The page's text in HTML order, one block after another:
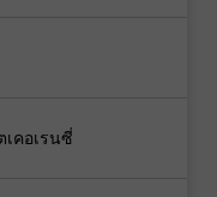
คอเรนซี่